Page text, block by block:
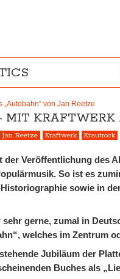
von Jan Reetze
KRAFTWERK
Jan Reetze Kraftwerk Krautrock
der Veröffentlichung
So ist es
sowie in
gerne, zumal in
welches im Zentrum
Jubiläum der
Buches als